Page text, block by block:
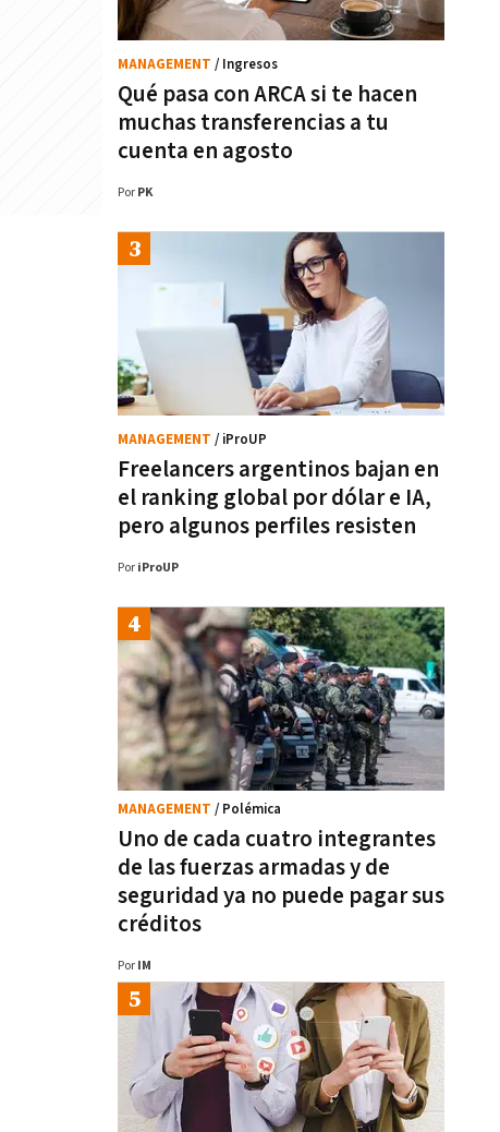
Qué pasa con ARCA si te hacen
muchas transferencias a tu
cuenta en agosto
MANAGEMENT / Ingresos
Por PK
Freelancers argentinos bajan en
el ranking global por dólar e IA,
pero algunos perfiles resisten
MANAGEMENT / iProUP
Por iProUP
Uno de cada cuatro integrantes
de las fuerzas armadas y de
seguridad ya no puede pagar sus
créditos
MANAGEMENT / Polémica
Por IM